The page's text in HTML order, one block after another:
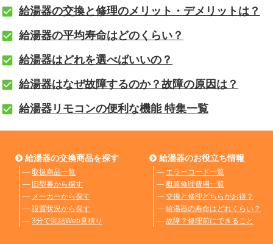
給湯器の交換と修理のメリット・デメリットは？
給湯器の平均寿命はどのくらい？
給湯器はどれを選べばいいの？
給湯器はなぜ故障するのか？故障の原因は？
給湯器リモコンの便利な機能 特集一覧
給湯器の交換商品を探す
― 取扱商品一覧
― 旧型番から探す
― メーカーから探す
― 設置状況から探す
― 3分で完結Web見積り
給湯器のお役立ち情報
― エラーコード一覧
― 概算修理費用一覧
― 交換と修理どちらがお得？
― 給湯器の寿命はどれくらい？
― 故障？修理前にできること